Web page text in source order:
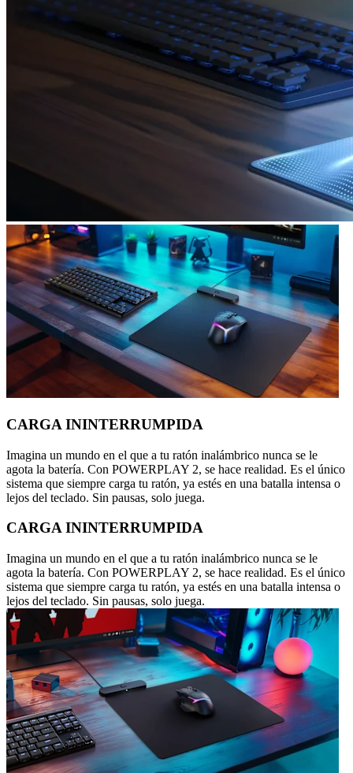
CARGA ININTERRUMPIDA
Imagina un mundo en el que a tu ratón inalámbrico nunca se le
agota la batería. Con POWERPLAY 2, se hace realidad. Es el único
sistema que siempre carga tu ratón, ya estés en una batalla intensa o
lejos del teclado. Sin pausas, solo juega.
CARGA ININTERRUMPIDA
Imagina un mundo en el que a tu ratón inalámbrico nunca se le
agota la batería. Con POWERPLAY 2, se hace realidad. Es el único
sistema que siempre carga tu ratón, ya estés en una batalla intensa o
lejos del teclado. Sin pausas, solo juega.